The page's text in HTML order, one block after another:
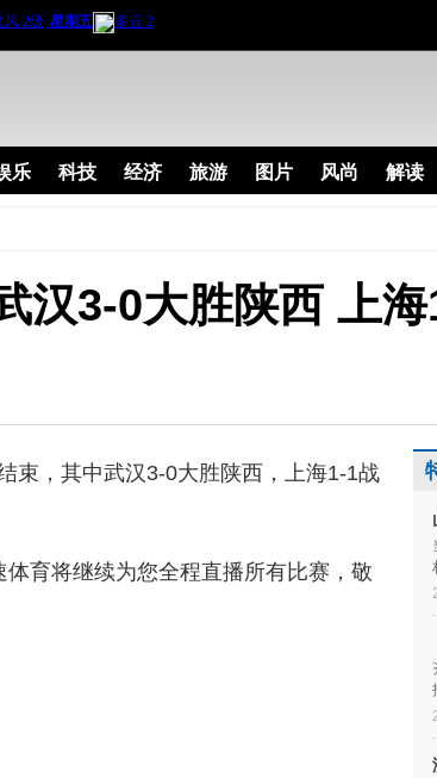
乐 科技 经济 旅游 图片 风尚 解读
汉3-0大胜陕西 上
束，其中武汉3-0大胜陕西，上海1-1战
育将继续为您全程直播所有比赛，敬